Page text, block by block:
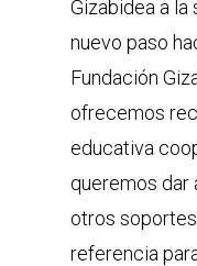
Gizabidea a la
nuevo paso
Fundación
ofrecemos
educativa
queremos dar
otros
referencia